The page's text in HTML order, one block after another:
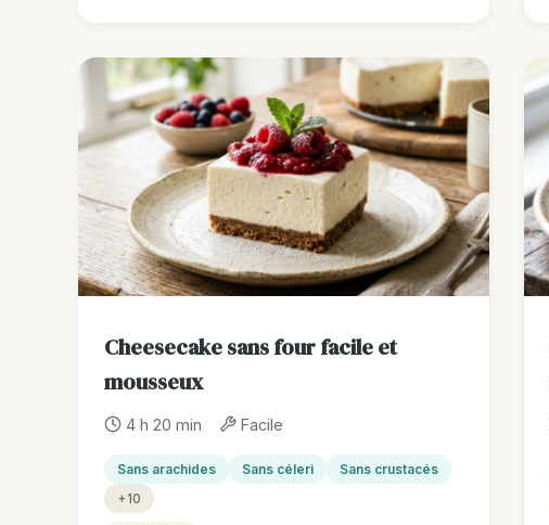
Cheesecake sans four facile et
mousseux
4 h 20 min Facile
Sans arachides Sans céleri
Sans crustacés
+10